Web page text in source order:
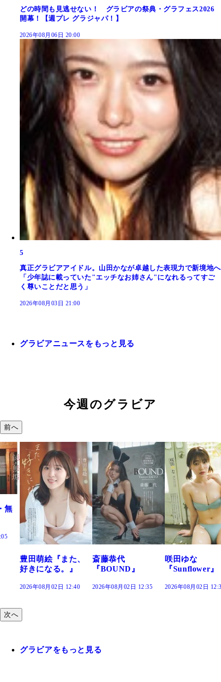
どの時間も見逃せない！ グラビアの祭典・グラフェス2026
開幕！【週プレ グラジャパ！】
2026年08月06日 20:00
5
真正グラビアアイドル。山田かなが卓越した表現力で新境地へ
「少年誌に載っていた"エッチなお姉さん"になれるってすご
く尊いことだと思う」
2026年08月03日 21:00
グラビアニュースをもっと見る
今週のグラビア
前へ
斎藤恭代
『BOUND』
2026年08月02日 12:35
咲田ゆな
『Sunflower』
2026年08月02日 12:30
藤水咲桜『花
だまり』
2026年08月02日
次へ
グラビアをもっと見る